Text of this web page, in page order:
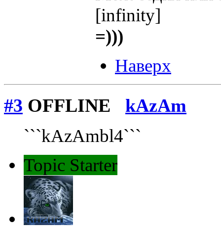
[infinity]
=)))
Наверх
#3 OFFLINE kAzAm
```kAzAmbl4```
Topic Starter